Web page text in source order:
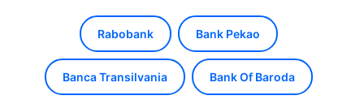
Rabobank Bank Pekao
Banca Transilvania Bank Of Baroda